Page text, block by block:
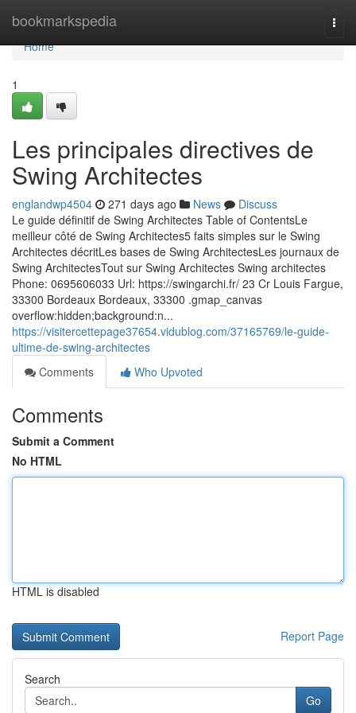
bookmarkspedia
Home
Home
1
Les principales directives de
Swing Architectes
englandwp4504 271 days ago News
Discuss
Le guide définitif de Swing Architectes Table of ContentsLe
meilleur côté de Swing Architectes5 faits simples sur le Swing
Architectes décritLes bases de Swing ArchitectesLes journaux de
Swing ArchitectesTout sur Swing Architectes Swing architectes
Phone: 0695606033 Url: https://swingarchi.fr/ 23 Cr Louis Fargue,
33300 Bordeaux Bordeaux, 33300 .gmap_canvas
overflow:hidden;background:n...
https://visitercettepage37654.vidublog.com/37165769/le-guide-
ultime-de-swing-architectes
Comments
Who Upvoted
Comments
Submit a Comment
No HTML
HTML is disabled
Report Page
Search
Go